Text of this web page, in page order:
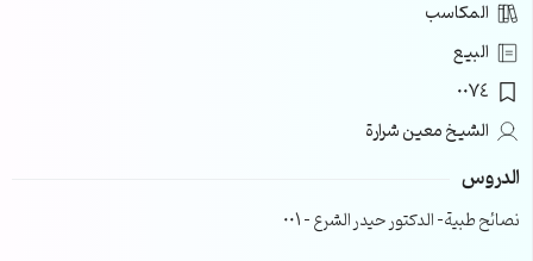
المكاسب
البيع
0074
الشيخ معين شرارة
الدروس
نصائح طبية- الدكتور حيدر الشرع – 001